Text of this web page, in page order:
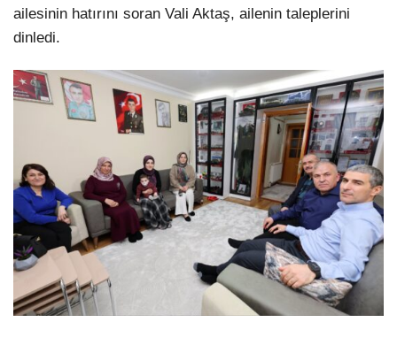
ailesinin hatırını soran Vali Aktaş, ailenin taleplerini
dinledi.